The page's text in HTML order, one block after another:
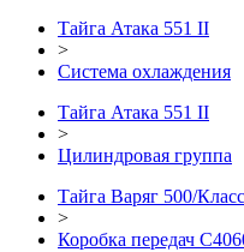
Тайга Атака 551 II
>
Система охлаждения
Тайга Атака 551 II
>
Цилиндровая группа
Тайга Варяг 500/
>
Коробка передач